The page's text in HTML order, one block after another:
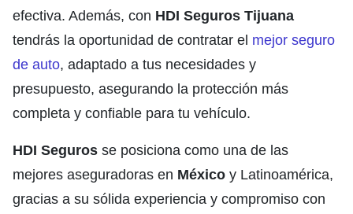
efectiva. Además, con HDI Seguros Tijuana
tendrás la oportunidad de contratar el mejor seguro
de auto, adaptado a tus necesidades y
presupuesto, asegurando la protección más
completa y confiable para tu vehículo.
HDI Seguros se posiciona como una de las
mejores aseguradoras en México y Latinoamérica,
gracias a su sólida experiencia y compromiso con